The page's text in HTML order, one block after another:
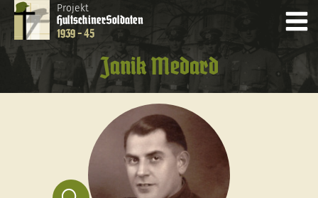
Projekt
HultschinerSoldaten
1939 - 45
Janik Medard